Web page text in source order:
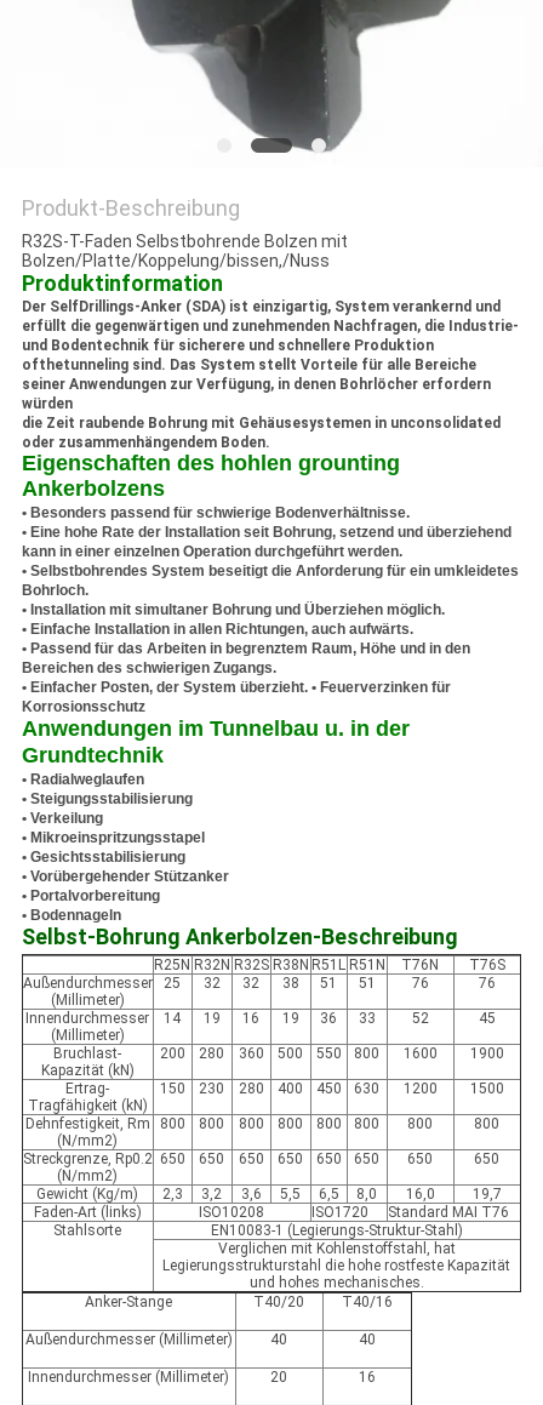
Produkt-Beschreibung
R32S-T-Faden Selbstbohrende Bolzen mit
Bolzen/Platte/Koppelung/bissen,/Nuss
Produktinformation
Der SelfDrillings-Anker (SDA) ist einzigartig, System verankernd und
erfüllt die gegenwärtigen und zunehmenden Nachfragen, die Industrie-
und Bodentechnik für sicherere und schnellere Produktion
ofthetunneling sind. Das System stellt Vorteile für alle Bereiche
seiner Anwendungen zur Verfügung, in denen Bohrlöcher erfordern
würden
die Zeit raubende Bohrung mit Gehäusesystemen in unconsolidated
oder zusammenhängendem Boden.
Eigenschaften des hohlen grounting
Ankerbolzens
• Besonders passend für schwierige Bodenverhältnisse.
• Eine hohe Rate der Installation seit Bohrung, setzend und überziehend
kann in einer einzelnen Operation durchgeführt werden.
• Selbstbohrendes System beseitigt die Anforderung für ein umkleidetes
Bohrloch.
• Installation mit simultaner Bohrung und Überziehen möglich.
• Einfache Installation in allen Richtungen, auch aufwärts.
• Passend für das Arbeiten in begrenztem Raum, Höhe und in den
Bereichen des schwierigen Zugangs.
• Einfacher Posten, der System überzieht. • Feuerverzinken für
Korrosionsschutz
Anwendungen im Tunnelbau u. in der
Grundtechnik
• Radialweglaufen
• Steigungsstabilisierung
• Verkeilung
• Mikroeinspritzungsstapel
• Gesichtsstabilisierung
• Vorübergehender Stützanker
• Portalvorbereitung
• Bodennageln
Selbst-Bohrung Ankerbolzen-Beschreibung
R25N R32N R32S R38N R51L R51N T76N
T76S
Außendurchmesser
(Millimeter)
25 32 32 38 51 51 76 76
Innendurchmesser
(Millimeter)
14 19 16 19 36 33 52 45
Bruchlast-
Kapazität (kN)
200 280 360 500 550 800 1600 1900
Ertrag-
Tragfähigkeit (kN)
150 230 280 400 450 630 1200 1500
Dehnfestigkeit, Rm
(N/mm2)
800 800 800 800 800 800 800 800
Streckgrenze, Rp0.2
(N/mm2)
650 650 650 650 650 650 650 650
Gewicht (Kg/m) 2,3 3,2 3,6 5,5 6,5 8,0 16,0
19,7
Faden-Art (links)
ISO10208 ISO1720
Standard MAI T76
Stahlsorte
EN10083-1 (Legierungs-Struktur-Stahl)
Verglichen mit Kohlenstoffstahl, hat
Legierungsstrukturstahl die hohe rostfeste Kapazität
und hohes mechanisches.
Anker-Stange
T40/20 T40/16
Außendurchmesser (Millimeter) 40 40
Innendurchmesser (Millimeter) 20 16